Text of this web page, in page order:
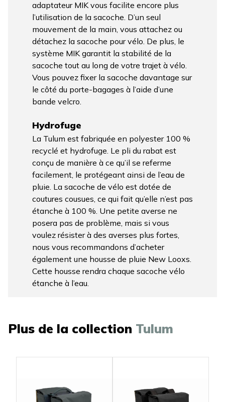
adaptateur MIK vous facilite encore plus
l’utilisation de la sacoche. D’un seul
mouvement de la main, vous attachez ou
détachez la sacoche pour vélo. De plus, le
système MIK garantit la stabilité de la
sacoche tout au long de votre trajet à vélo.
Vous pouvez fixer la sacoche davantage sur
le côté du porte-bagages à l’aide d’une
bande velcro.
Hydrofuge
La Tulum est fabriquée en polyester 100 %
recyclé et hydrofuge. Le pli du rabat est
conçu de manière à ce qu’il se referme
facilement, le protégeant ainsi de l’eau de
pluie. La sacoche de vélo est dotée de
coutures cousues, ce qui fait qu’elle n’est pas
étanche à 100 %. Une petite averse ne
posera pas de problème, mais si vous
voulez résister à des averses plus fortes,
nous vous recommandons d’acheter
également une housse de pluie New Looxs.
Cette housse rendra chaque sacoche vélo
étanche à l’eau.
Plus de la collection Tulum